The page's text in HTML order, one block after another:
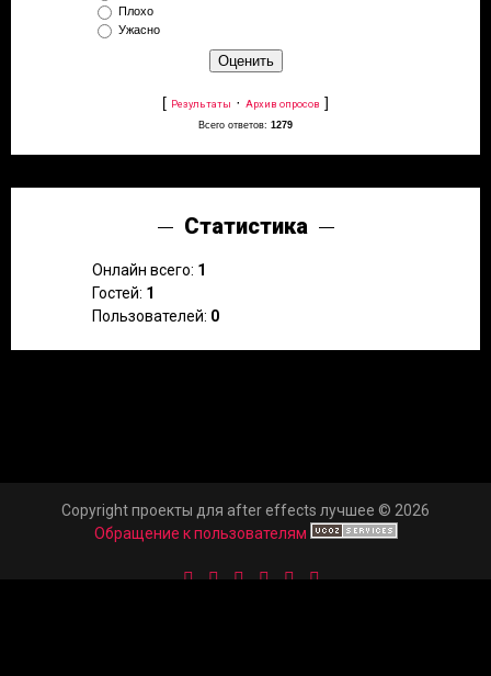
Плохо
Ужасно
[ Результаты · Архив опросов ]
Всего ответов: 1279
Статистика
Онлайн всего: 1
Гостей: 1
Пользователей: 0
Copyright проекты для after effects лучшее © 2026
Обращение к пользователям